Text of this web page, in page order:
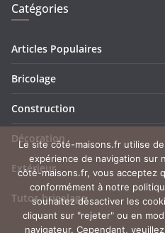
Catégories
Articles Populaires
Bricolage
Construction
Décoration
Extérieur
Tutos bricolage
Le site côté-maisons.fr utilise
expérience de navigation sur
côté-maisons.fr, vous acceptez
conformément à notre
souhaitez désactiver les
cliquant sur "rejeter" ou en
navigateur. Cependant,